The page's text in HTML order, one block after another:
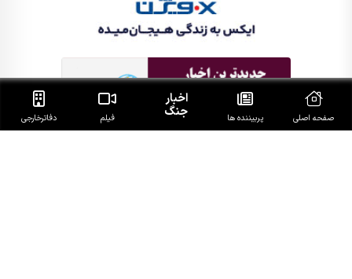
صفحه اصلی پربیننده ها
اخبار
جنگ فیلم دفاتر‌خارجی